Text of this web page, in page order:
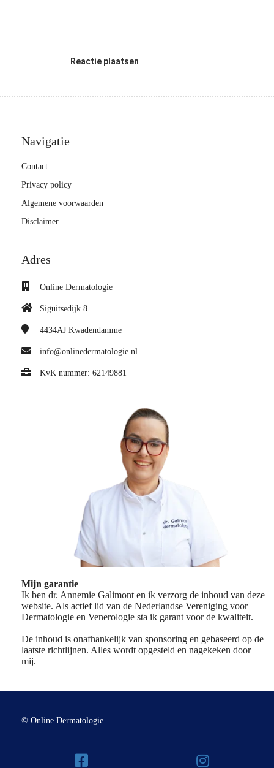
Reactie plaatsen
Navigatie
Contact
Privacy policy
Algemene voorwaarden
Disclaimer
Adres
Online Dermatologie
Siguitsedijk 8
4434AJ Kwadendamme
info@onlinedermatologie.nl
KvK nummer: 62149881
Mijn garantie
Ik ben dr. Annemie Galimont en ik verzorg de inhoud van deze
website. Als actief lid van de Nederlandse Vereniging voor
Dermatologie en Venerologie sta ik garant voor de kwaliteit.
De inhoud is onafhankelijk van sponsoring en gebaseerd op de
laatste richtlijnen. Alles wordt opgesteld en nagekeken door
mij.
© Online Dermatologie